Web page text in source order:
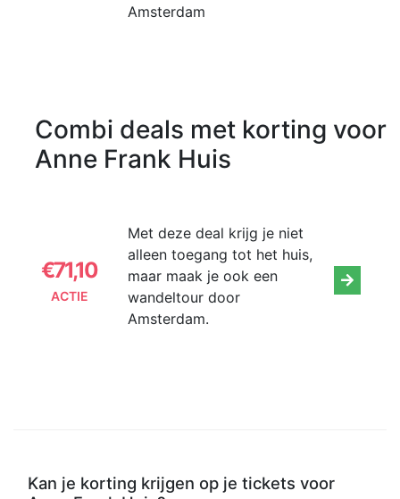
Amsterdam
Combi deals met korting voor
Anne Frank Huis
€71,10
ACTIE
Met deze deal krijg je niet
alleen toegang tot het huis,
maar maak je ook een
wandeltour door
Amsterdam.
Kan je korting krijgen op je tickets voor